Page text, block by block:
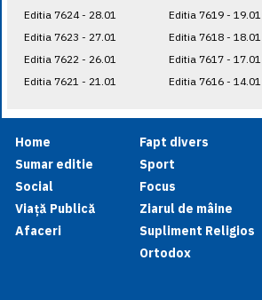
Editia 7624 - 28.01
Editia 7623 - 27.01
Editia 7622 - 26.01
Editia 7621 - 21.01
Editia 7619 - 19.01
Editia 7618 - 18.01
Editia 7617 - 17.01
Editia 7616 - 14.01
Home
Sumar editie
Social
Viață Publică
Afaceri
Fapt divers
Sport
Focus
Ziarul de mâine
Supliment Religios
Ortodox